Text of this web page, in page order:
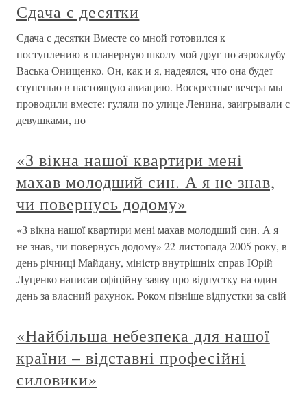
Сдача с десятки
Сдача с десятки Вместе со мной готовился к
поступлению в планерную школу мой друг по аэроклубу
Васька Онищенко. Он, как и я, надеялся, что она будет
ступенью в настоящую авиацию. Воскресные вечера мы
проводили вместе: гуляли по улице Ленина, заигрывали с
девушками, но
«З вікна нашої квартири мені
махав молодший син. А я не знав,
чи повернусь додому»
«З вікна нашої квартири мені махав молодший син. А я
не знав, чи повернусь додому» 22 листопада 2005 року, в
день річниці Майдану, міністр внутрішніх справ Юрій
Луценко написав офіційну заяву про відпустку на один
день за власний рахунок. Роком пізніше відпустки за свій
«Найбільша небезпека для нашої
країни – відставні професійні
силовики»